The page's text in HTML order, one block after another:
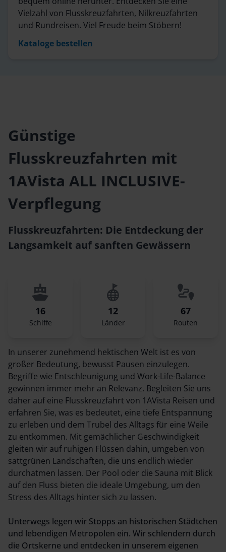
Vielzahl von Flusskreuzfahrten, Nilkreuzfahrten
und Rundreisen. Viel Freude beim Stöbern!
Kataloge bestellen
Günstige
Flusskreuzfahrten mit
1AVista ALL INCLUSIVE-
Verpflegung
Flusskreuzfahrten: Die Entdeckung der
Langsamkeit auf sanften Gewässern
16
Schiffe
12
Länder
67
Routen
In unserer zunehmend hektischen Welt ist es von
großer Bedeutung, bewusst Pausen einzulegen.
Begriffe wie Entschleunigung und Work-Life-Balance
gewinnen immer mehr an Relevanz. Begleiten Sie uns
daher auf eine Flusskreuzfahrt von 1AVista Reisen und
erfahren Sie, was es bedeutet, eine tiefe Entspannung
zu erleben und dem Trubel des Alltags für eine Weile
zu entkommen. Mit gemächlicher Geschwindigkeit
gleiten wir auf ruhigen Flüssen dahin, umgeben von
sattgrünen Landschaften, die uns endlich wieder
durchatmen lassen. Der Pool oder die Sauna mit Blick
auf den Fluss bieten die ideale Umgebung, um den
Stress des Alltags hinter sich zu lassen.
Unterwegs legen wir Stopps an historischen Städtchen
und lebendigen Metropolen ein. Wir schlendern durch
die Ortskerne und entdecken in unserem eigenen